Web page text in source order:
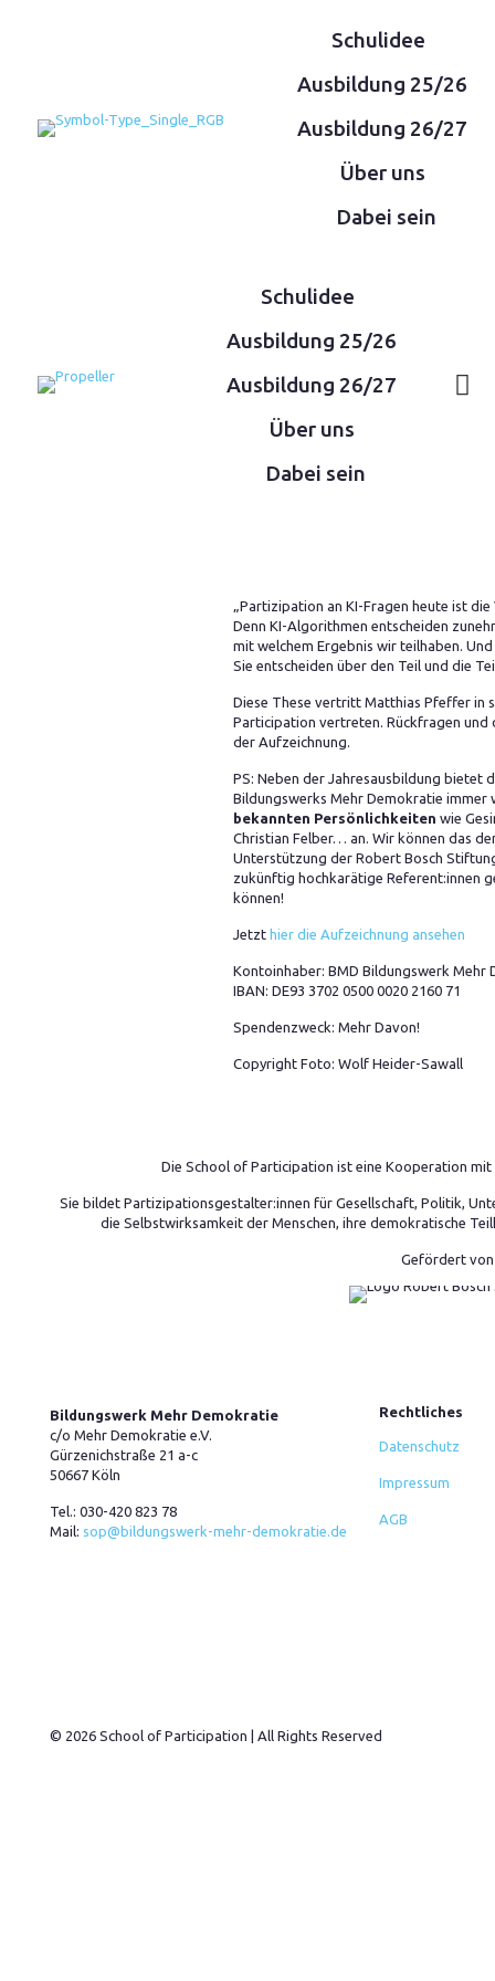
Schulidee
Ausbildung 25/26
Ausbildung 26/27
Über uns
Dabei sein
Schulidee
Ausbildung 25/26
Ausbildung 26/27
Über uns
Dabei sein
„Partizipation an KI-Fragen heute ist
Denn KI-Algorithmen entscheiden
mit welchem Ergebnis wir teilhaben.
Sie entscheiden über den Teil und die
Diese These vertritt Matthias Pfeffer in
Participation vertreten. Rückfragen und
der Aufzeichnung.
PS: Neben der Jahresausbildung bietet
Bildungswerks Mehr Demokratie immer
bekannten Persönlichkeiten wie
Christian Felber… an. Wir können das
Unterstützung der Robert Bosch
zukünftig hochkarätige Referent:innen
können!
Jetzt hier die Aufzeichnung ansehen
Kontoinhaber: BMD Bildungswerk Mehr
IBAN: DE93 3702 0500 0020 2160 71
Spendenzweck: Mehr Davon!
Copyright Foto: Wolf Heider-Sawall
Die School of Participation ist eine Kooperation
Sie bildet Partizipationsgestalter:innen für Gesellschaft, Politik,
die Selbstwirksamkeit der Menschen, ihre demokratische
Gefördert von
Bildungswerk Mehr Demokratie
c/o Mehr Demokratie e.V.
Gürzenichstraße 21 a-c
50667 Köln
Tel.: 030-420 823 78
Mail: sop@bildungswerk-mehr-demokratie.de
Rechtliches
Datenschutz
Impressum
AGB
© 2026 School of Participation | All Rights Reserved